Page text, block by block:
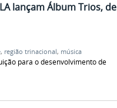
lançam Álbum Trios, de
, região trinacional, música
para o desenvolvimento de